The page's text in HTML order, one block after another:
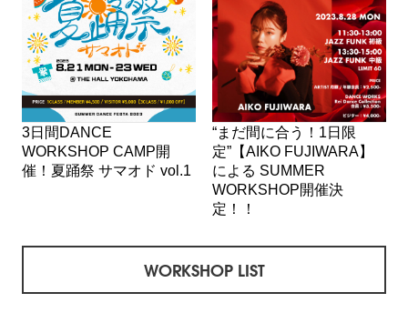
3日間DANCE
WORKSHOP CAMP開
催！夏踊祭 サマオド vol.1
“まだ間に合う！1日限
定”【AIKO FUJIWARA】
による SUMMER
WORKSHOP開催決
定！！
WORKSHOP LIST